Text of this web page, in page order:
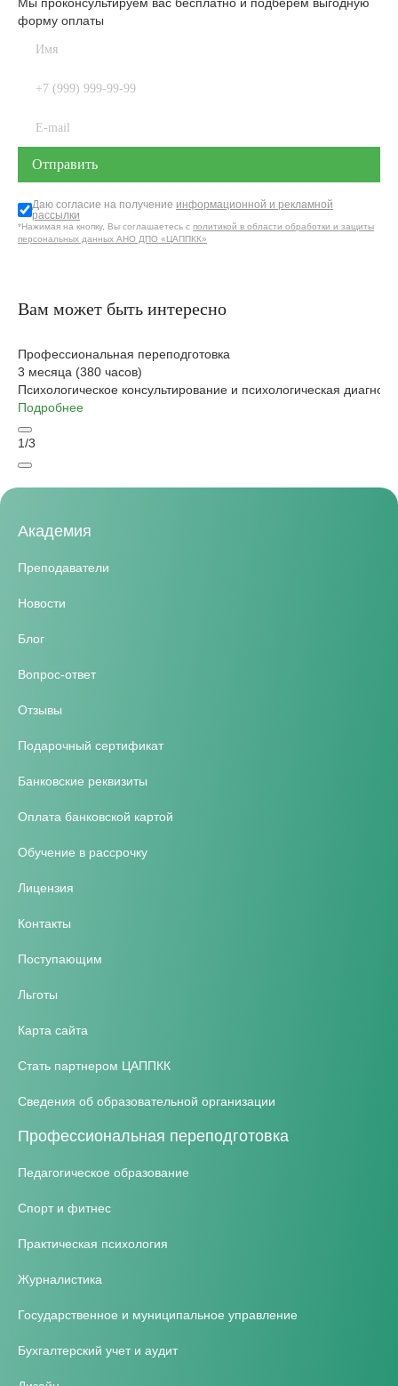
форму оплаты
Даю согласие на получение информационной и рекламной
рассылки
*Нажимая на кнопку, Вы соглашаетесь с политикой в области обработки и защиты
персональных данных АНО ДПО «ЦАППКК»
Вам может быть интересно
Профессиональная переподготовка
3 месяца (380 часов)
Психологическое консультирование и психологическая
Подробнее
1/3
Академия
Преподаватели
Новости
Блог
Вопрос-ответ
Отзывы
Подарочный сертификат
Банковские реквизиты
Оплата банковской картой
Обучение в рассрочку
Лицензия
Контакты
Поступающим
Льготы
Карта сайта
Стать партнером ЦАППКК
Сведения об образовательной организации
Профессиональная переподготовка
Педагогическое образование
Спорт и фитнес
Практическая психология
Журналистика
Государственное и муниципальное управление
Бухгалтерский учет и аудит